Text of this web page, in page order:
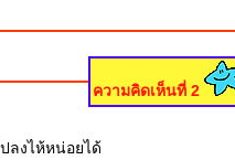
ความคิดเห็นที่ 2
ลงไห้หน่อยได้